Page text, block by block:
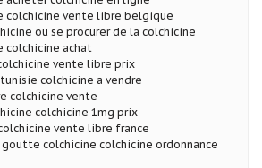
colchicine vente libre belgique
ou se procurer de la colchicine
colchicine achat
vente libre prix
colchicine a vendre
colchicine vente
colchicine 1mg prix
vente libre france
colchicine colchicine ordonnance